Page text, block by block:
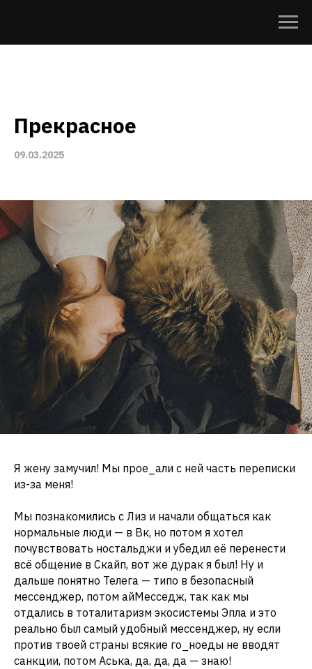
Прекрасное
09.03.2025
Я жену замучил! Мы прое_али с ней часть переписки
из-за меня!
Мы познакомились с Лиз и начали общаться как
нормальные люди — в Вк, но потом я хотел
почувствовать ностальджи и убедил её перенести
всё общение в Скайп, вот же дурак я был! Ну и
дальше понятно Телега — типо в безопасный
мессенджер, потом айМесседж, так как мы
отдались в тоталитаризм экосистемы Эпла и это
реально был самый удобный мессенджер, ну если
против твоей страны всякие го_ноеды не вводят
санкции, потом Аська, да, да, да — знаю!